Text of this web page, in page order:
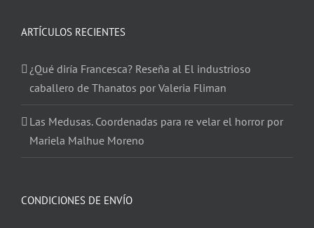
ARTÍCULOS RECIENTES
¿Qué diría Francesca? Reseña al El industrioso
caballero de Thanatos por Valeria Fliman
Las Medusas. Coordenadas para re velar el horror por
Mariela Malhue Moreno
CONDICIONES DE ENVÍO